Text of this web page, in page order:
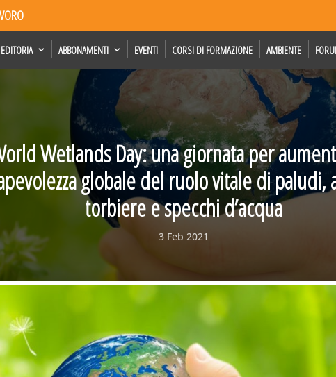
EDITORIA ABBONAMENTI EVENTI CORSI DI FORMAZIONE AMBIENTE
Wetlands Day: una giornata per
globale del ruolo vitale di
torbiere e specchi d’acqua
3 Feb 2021